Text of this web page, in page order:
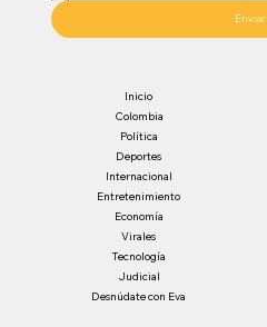
Enviar
Inicio
Colombia
Política
Deportes
Internacional
Entretenimiento
Economía
Virales
Tecnología
Judicial
Desnúdate con Eva